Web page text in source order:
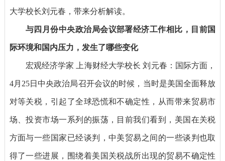
大学校长刘元春，带来分析解读。
与四月份中央政治局会议部署经济工作相比，目前国
际环境和国内压力，发生了哪些变化
宏观经济学家 上海财经大学校长 刘元春： 国际方面，
4月25日中央政治局召开会议的时候，当时是美国全面释放
对等关税，引起了全球恐慌和不确定性，从而带来贸易市
场、投资市场一系列的振荡，目前我们看到，美国在关税
方面与一些国家已经谈判，中美贸易之间的一些谈判也取
得了一些进展，围绕着美国关税战所出现的贸易不确定性